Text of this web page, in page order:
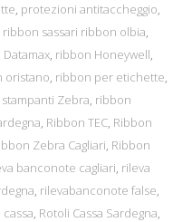
, protezioni antitaccheggio,
sassari ribbon olbia,
, ribbon Honeywell,
oristano, ribbon per etichette,
Zebra, ribbon
, Ribbon TEC, Ribbon
Zebra Cagliari, Ribbon
banconote cagliari, rileva
, rilevabanconote false,
, Rotoli Cassa Sardegna,